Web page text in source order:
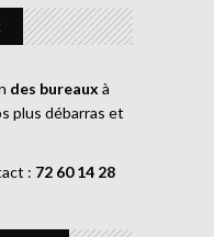
des bureaux à
plus débarras et
: 72 60 14 28